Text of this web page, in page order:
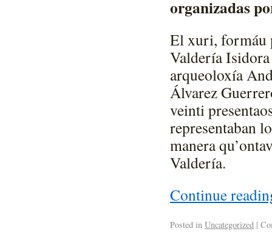
organizadas
El xuri, formáu
Valdería
arqueoloxía
Álvarez
veinti
representaban
manera
Valdería.
Continue
Posted in Uncategorized |